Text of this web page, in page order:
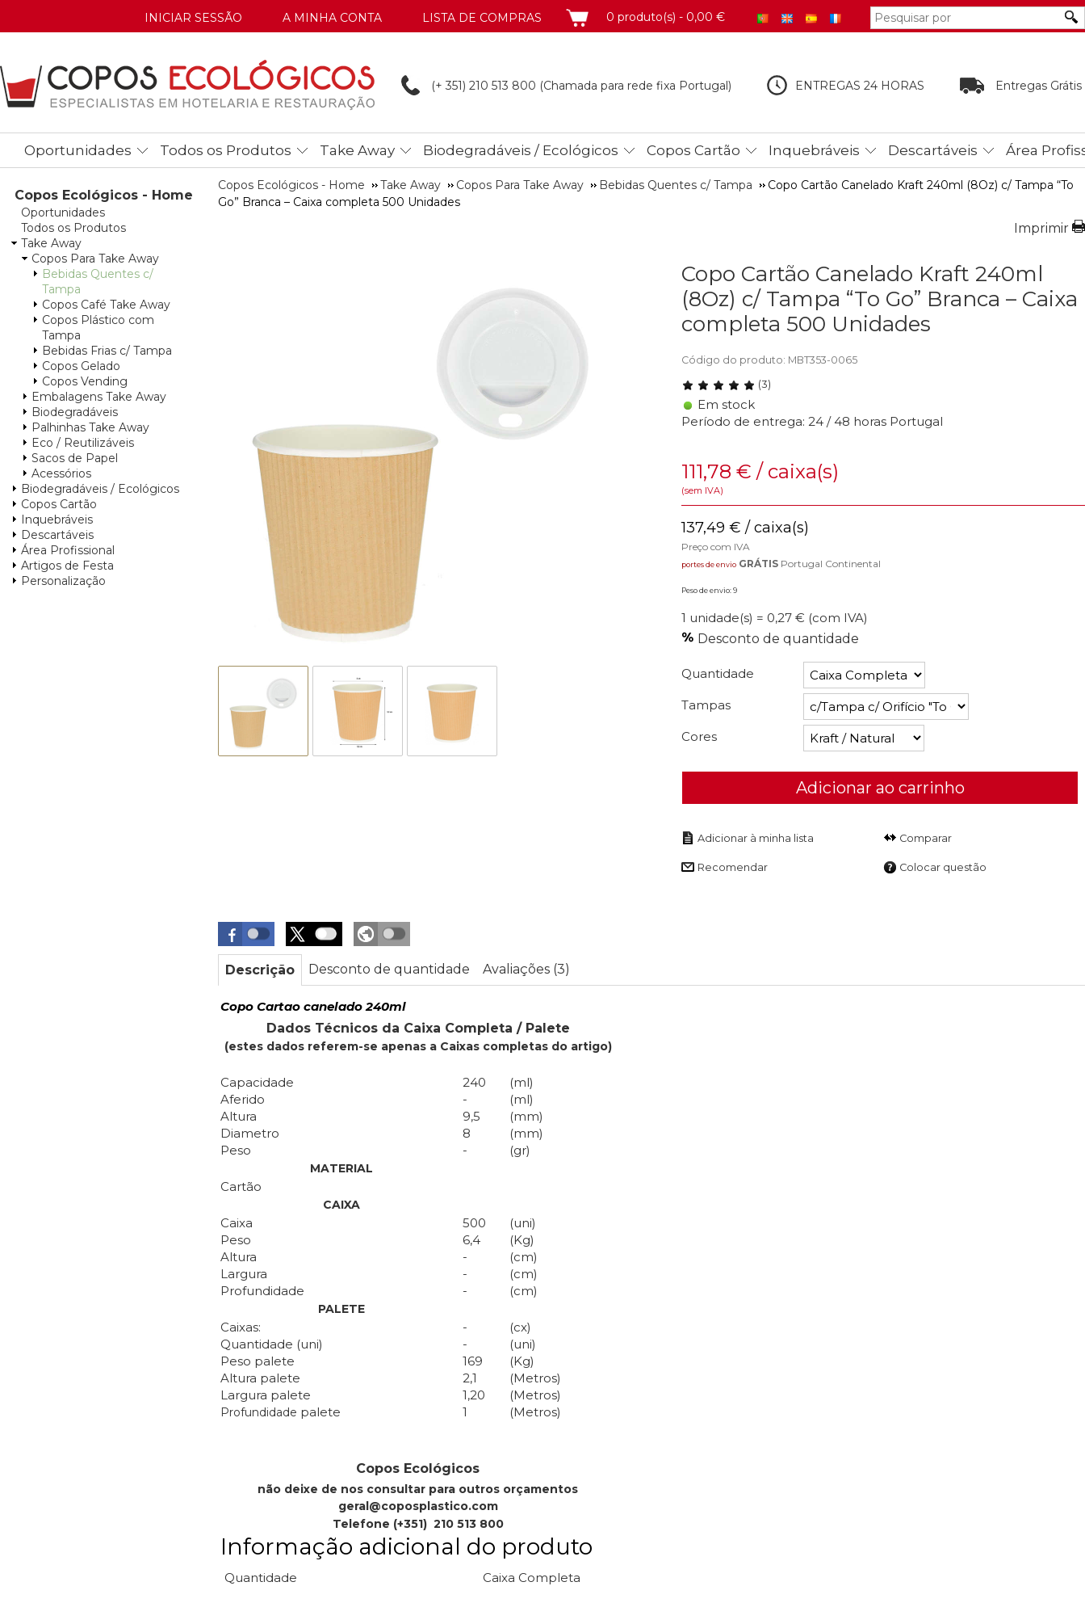
INICIAR SESSÃO A MINHA CONTA LISTA DE COMPRAS CARRINHO
0 produto(s) - 0,00 €
(+ 351) 210 513 800 (Chamada para rede fixa Portugal) ENTREGAS 24 HORAS Entregas Grátis
Oportunidades Todos os Produtos Take Away Biodegradáveis / Ecológicos Copos Cartão Inquebráveis Descartáveis Área
Copos Ecológicos - Home
Oportunidades
Todos os Produtos
Take Away
Copos Para Take Away
Bebidas Quentes c/
Tampa
Copos Café Take Away
Copos Plástico com
Tampa
Bebidas Frias c/ Tampa
Copos Gelado
Copos Vending
Embalagens Take Away
Biodegradáveis
Palhinhas Take Away
Eco / Reutilizáveis
Sacos de Papel
Acessórios
Biodegradáveis / Ecológicos
Copos Cartão
Inquebráveis
Descartáveis
Área Profissional
Artigos de Festa
Personalização
Copos Ecológicos - Home Take Away Copos Para Take Away Bebidas Quentes c/ Tampa
Copo Cartão Canelado Kraft 240ml (8Oz) c/ Tampa “To
Go” Branca – Caixa completa 500 Unidades
Imprimir
Copo Cartão Canelado Kraft 240ml
(8Oz) c/ Tampa “To Go” Branca – Caixa
completa 500 Unidades
Código do produto: MBT353-0065
(3)
Em stock
Período de entrega: 24 / 48 horas Portugal
111,78 € / caixa(s)
(sem IVA)
137,49 € / caixa(s)
Preço com IVA
portes de envio GRÁTIS Portugal Continental
Peso de envio: 9
1 unidade(s) = 0,27 € (com IVA)
Desconto de quantidade
Quantidade
Tampas
Cores
Adicionar ao carrinho
Comparar
Recomendar Colocar questão
Descrição Desconto de quantidade Avaliações (3)
Copo Cartao canelado 240ml
Dados Técnicos da Caixa Completa / Palete
(estes dados referem-se apenas a Caixas completas do artigo)
Capacidade 240
(ml)
Aferido
-
(ml)
Altura
9,5
(mm)
Diametro
8
(mm)
Peso
- (gr)
MATERIAL
Cartão
CAIXA
Caixa 500
(uni)
Peso
6,4
(Kg)
Altura
-
(cm)
Largura
-
(cm)
Profundidade
- (cm)
PALETE
Caixas: -
(cx)
Quantidade (uni)
-
(uni)
Peso palete
169
(Kg)
Altura palete
2,1
(Metros)
Largura palete
1,20 (Metros)
Profundidade palete 1 (Metros)
Copos Ecológicos
não deixe de nos consultar para outros orçamentos
geral@coposplastico.com
Telefone (+351) 210 513 800
Informação adicional do produto
Quantidade Caixa Completa